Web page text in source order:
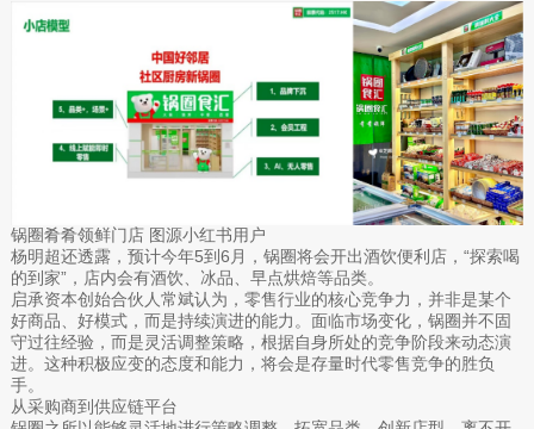
锅圈肴肴领鲜门店 图源小红书用户
杨明超还透露，预计今年5到6月，锅圈将会开出酒饮便利店，“探索喝
的到家”，店内会有酒饮、冰品、早点烘焙等品类。
启承资本创始合伙人常斌认为，零售行业的核心竞争力，并非是某个
好商品、好模式，而是持续演进的能力。面临市场变化，锅圈并不固
守过往经验，而是灵活调整策略，根据自身所处的竞争阶段来动态演
进。这种积极应变的态度和能力，将会是存量时代零售竞争的胜负
手。
从采购商到供应链平台